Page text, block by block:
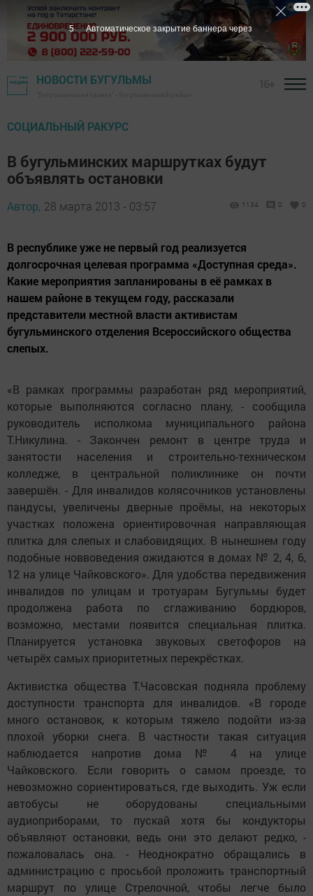
НОВОСТИ БУГУЛЬМЫ
СОЦИАЛЬНЫЙ РАКУРС
В бугульминских маршрутках будут
объявлять остановки
Автор, 28 марта 2013 - 03:57 1134 0 0
В республике уже не первый год реализуется
долгосрочная целевая программа «Доступная среда».
Какие мероприятия запланированы в её рамках в
нашем районе в текущем году, рассказали
представители местной власти активистам
бугульминского отделения Всероссийского общества
слепых.
«В рамках программы разработан ряд мероприятий,
которые выполняются согласно плану, - сообщила
руководитель исполкома муниципального района
Т.Никулина. - Закончен ремонт в центре труда и
занятости населения и строительно-техническом
колледже, в центральной поликлинике он почти
завершён. - Для инвалидов колясочников установлены
пандусы, увеличены дверные проёмы, на некоторых
участках положена ориентировочная направляющая
плитка для слепых и слабовидящих. В нынешнем году
подобные новвоведения ожидаются в домах № 2, 4, 6,
12 на улице Чайковского». Для удобства передвижения
инвалидов по улицам и тротуарам Бугульмы будет
продолжена работа по сглаживанию бордюров,
возможно, местами появится специальная плитка.
Планируется установка звуковых светофоров на
четырёх самых приоритетных перекрёстках.
Активистка общества Т.Часовская подняла проблему
доступности транспорта для инвалидов. «В городе
много остановок, к которым тяжело подойти из-за
плохой уборки снега. В частности такая ситуация
наблюдается напротив дома № 4 на улице
Чайковского. Если говорить о самом проезде, то
невозможно сориентироваться, где выходить. Уж если
автобусы не оборудованы специальными
аудиоприборами, то пускай хотя бы кондукторы
объявляют остановки, ведь они это делают редко, -
пожаловалась она. - Неоднократно обращались в
администрацию с просьбой проложить транспортный
маршрут по улице Стрелочной, чтобы легче было
4 Автоматическое закрытие баннера через